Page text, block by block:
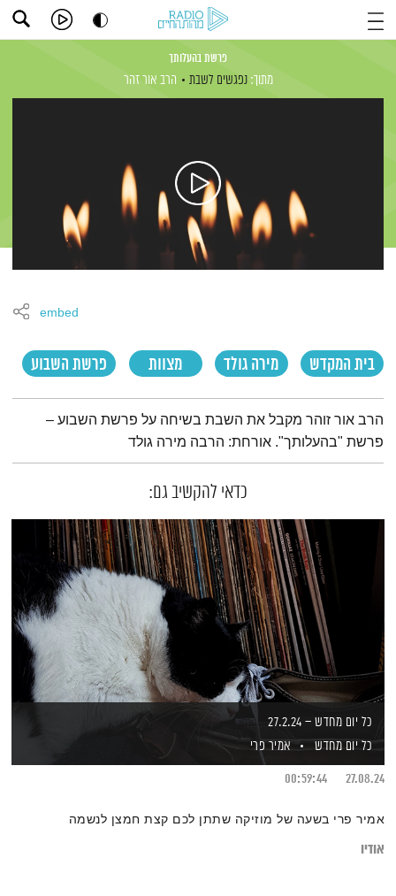
פרשת בהעלותך
מתוך: נפגשים לשבת הרב אור זהר
בית המקדש מירה גולד מצוות פרשת השבוע
embed
תמצית הפודקאסט
הרב אור זוהר מקבל את השבת בשיחה על פרשת השבוע –
פרשת "בהעלותך". אורחת: הרבה מירה גולד
כדאי להקשיב גם:
כל יום מחדש – 27.2.24
כל יום מחדש
אמיר פרי
27.08.24
00:59:44
אמיר פרי בשעה של מוזיקה שתתן לכם קצת חמצן לנשמה
אודיו